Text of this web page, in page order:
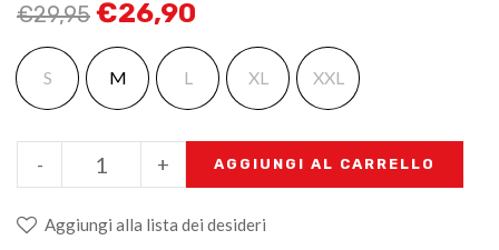
€29,95 €26,90
S M L XL XXL
+
- AGGIUNGI AL CARRELLO
Aggiungi alla lista dei desideri